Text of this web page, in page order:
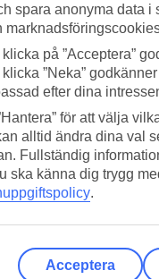
spara anonyma data i
på ”Acceptera”
”Neka”
efter dina
för att välja
alltid ändra dina val
Fullständig
ska känna dig trygg
.
Acceptera